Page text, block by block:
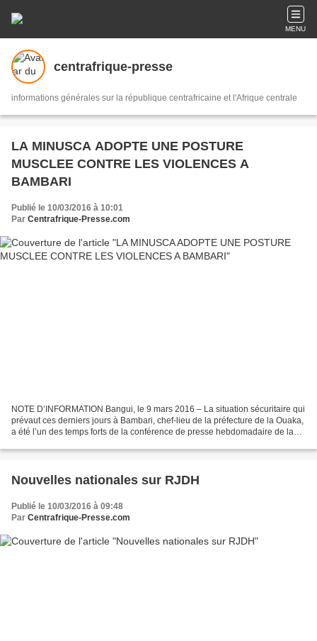
MENU
centrafrique-presse
informations générales sur la république centrafricaine et l'Afrique centrale
LA MINUSCA ADOPTE UNE POSTURE
MUSCLEE CONTRE LES VIOLENCES A
BAMBARI
Publié le 10/03/2016 à 10:01
Par Centrafrique-Presse.com
NOTE D’INFORMATION Bangui, le 9 mars 2016 – La situation sécuritaire qui
prévaut ces derniers jours à Bambari, chef-lieu de la préfecture de la Ouaka,
a été l’un des temps forts de la conférence de presse hebdomadaire de la
Nouvelles nationales sur RJDH
Publié le 10/03/2016 à 09:48
Par Centrafrique-Presse.com